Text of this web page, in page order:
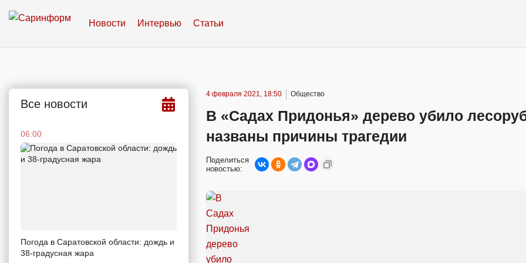
Новости Интервью Статьи
Все новости
06:00
Погода в Саратовской области: дождь и
38-градусная жара
4 февраля 2021, 18:50 Общество
В «Садах Придонья» дерево убило
названы причины трагедии
Поделиться
новостью: